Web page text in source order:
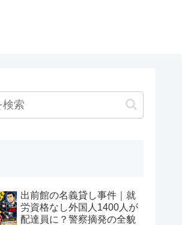
出前館の名義貸し事件｜就
労資格なし外国人1400人が
配達員に？警察摘発の全貌